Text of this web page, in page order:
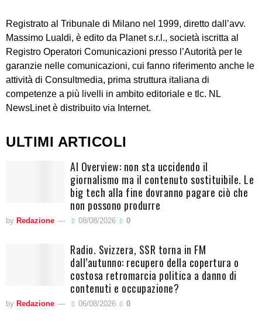
Registrato al Tribunale di Milano nel 1999, diretto dall’avv.
Massimo Lualdi, è edito da Planet s.r.l., società iscritta al
Registro Operatori Comunicazioni presso l’Autorità per le
garanzie nelle comunicazioni, cui fanno riferimento anche le
attività di Consultmedia, prima struttura italiana di
competenze a più livelli in ambito editoriale e tlc. NL
NewsLinet è distribuito via Internet.
ULTIMI ARTICOLI
AI Overview: non sta uccidendo il
giornalismo ma il contenuto sostituibile. Le
big tech alla fine dovranno pagare ciò che
non possono produrre
by Redazione 08/08/2026 0
Radio. Svizzera, SSR torna in FM
dall’autunno: recupero della copertura o
costosa retromarcia politica a danno di
contenuti e occupazione?
by Redazione 06/08/2026 0